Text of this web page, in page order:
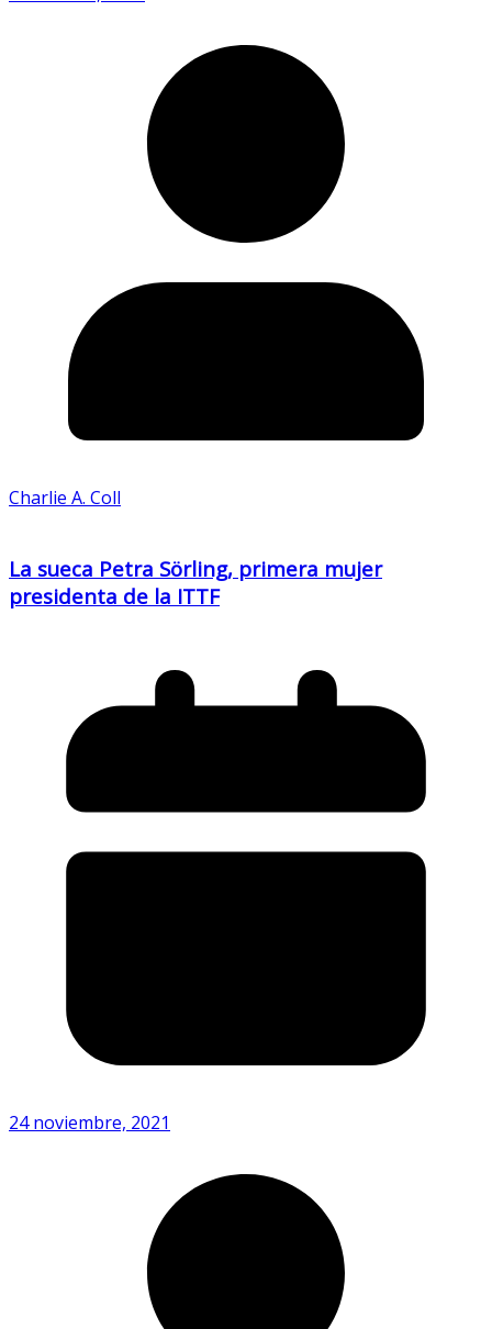
Charlie A. Coll
La sueca Petra Sörling, primera mujer
presidenta de la ITTF
24 noviembre, 2021